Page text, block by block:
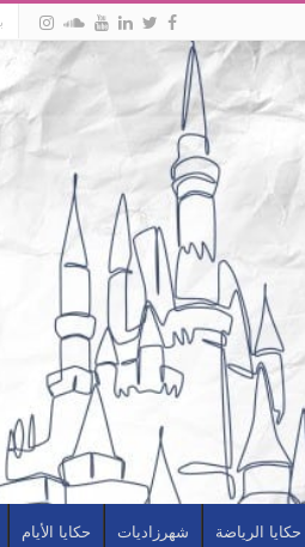
حكايا الرياضة شهرزاديات حكايا الأيام